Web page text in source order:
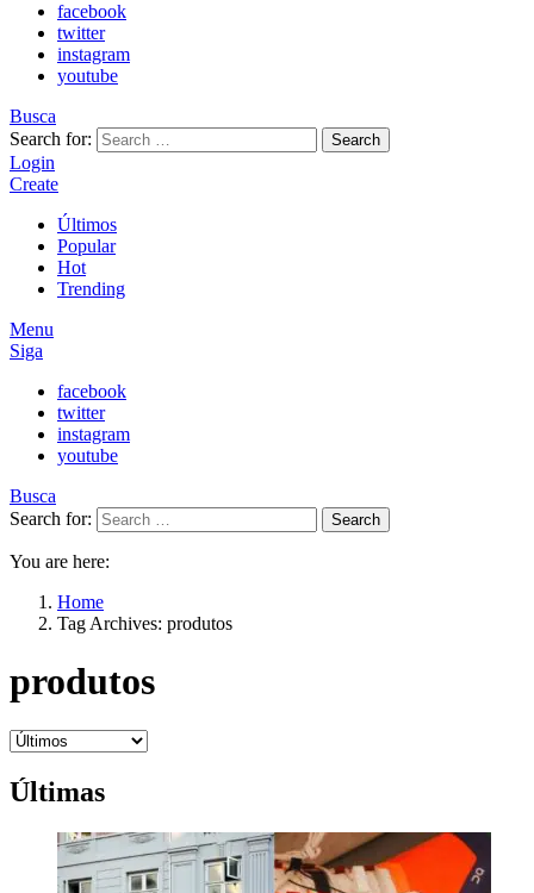
facebook
twitter
instagram
youtube
Busca
Search for:
Search
Login
Create
Últimos
Popular
Hot
Trending
Menu
Siga
facebook
twitter
instagram
youtube
Busca
Search for:
Search
You are here:
Home
Tag Archives: produtos
produtos
Últimas